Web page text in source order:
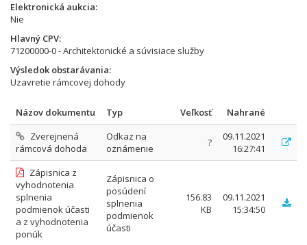
Elektronická aukcia
Nie
Hlavný CPV
71200000-0 - Architektonické a súvisiace služby
Výsledok obstarávania
Uzavretie rámcovej dohody
Názov dokumentu Typ Veľkosť
Nahrané
Zverejnená
rámcová dohoda
Odkaz na
oznámenie
?
09.11.2021
16:27:41
Zápisnica z
vyhodnotenia
splnenia
podmienok účasti
a z vyhodnotenia
ponúk
Zápisnica o
posúdení
splnenia
podmienok
účasti
156.83
KB
09.11.2021
15:34:50